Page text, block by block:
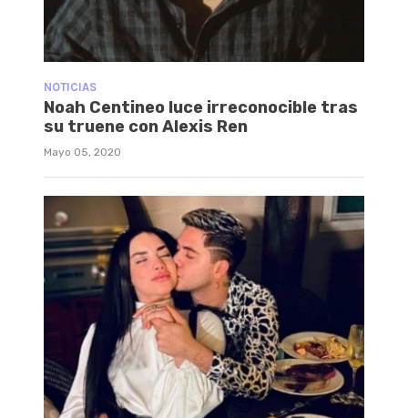
NOTICIAS
Noah Centineo luce irreconocible tras
su truene con Alexis Ren
Mayo 05, 2020